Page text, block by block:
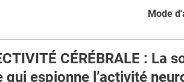
Mode
CÉRÉBRALE : La
qui espionne l’activité